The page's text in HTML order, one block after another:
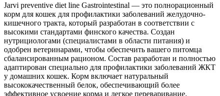
Jarvi preventive diet line Gastrointestinal — это полнорационный
корм для кошек для профилактики заболеваний желудочно-
кишечного тракта, который разработан в соответствии с
высокими стандартами финского качества. Создан
нутрициологами (специалистами в области питания) и
одобрен ветеринарами, чтобы обеспечить вашего питомца
сбалансированным рационом. Состав разработан и полностью
адаптирован специально для профилактики заболеваний ЖКТ
у домашних кошек. Корм включает натуральный
высококачественный белок, обеспечивающий более
эффективное усвоение корма и легкое переваривание.